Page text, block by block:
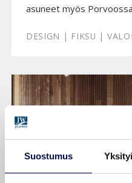
Suostumus
asuneet myös
DESIGN | FIKSU |